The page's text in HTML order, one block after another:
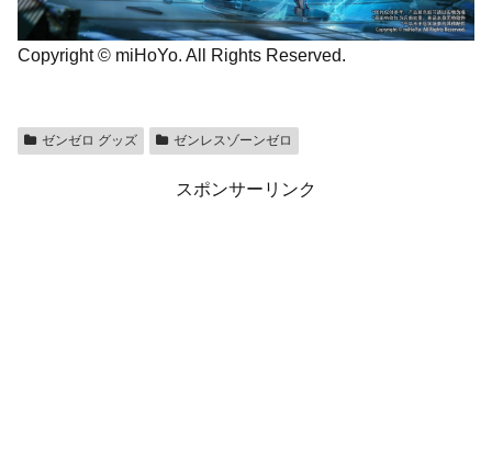
Copyright © miHoYo. All Rights Reserved.
ゼンゼロ グッズ ゼンレスゾーンゼロ
スポンサーリンク